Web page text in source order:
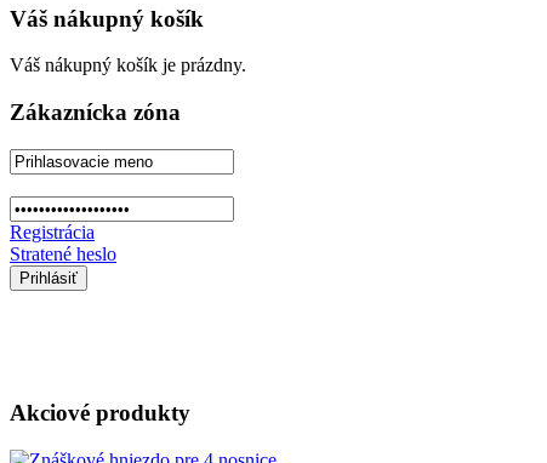
Váš nákupný košík
Váš nákupný košík je prázdny.
Zákaznícka zóna
Registrácia
Stratené heslo
Akciové produkty